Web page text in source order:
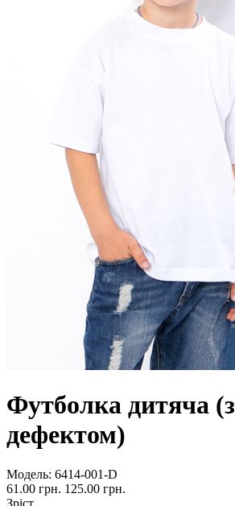
Футболка дитяча (з
дефектом)
Модель: 6414-001-D
61.00 грн. 125.00 грн.
Зріст